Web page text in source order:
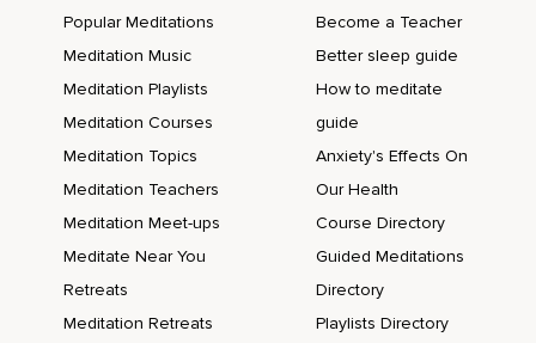
Y la mente está condicionada por las creencias y por el
ego.
Así de sencillo.
Cuando hablas con alguien,
Conocido,
Familiar,
Tu mente se pone en alerta,
Popular Meditations
Meditation Music
Meditation Playlists
Meditation Courses
Meditation Topics
Meditation Teachers
Meditation Meet-ups
Meditate Near You
Retreats
Meditation Retreats
Become a Teacher
Better sleep guide
How to meditate
guide
Anxiety's Effects On
Our Health
Course Directory
Guided Meditations
Directory
Playlists Directory